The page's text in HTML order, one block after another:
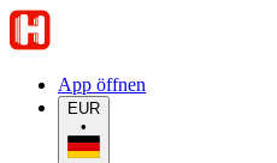
App öffnen
EUR
•